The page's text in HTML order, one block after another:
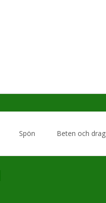
Spön Beten och drag